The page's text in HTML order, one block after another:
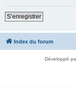
S’enregistrer
Index du forum
Développé